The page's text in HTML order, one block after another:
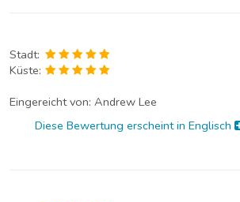
Stadt:
Küste:
Eingereicht von: Andrew Lee
Diese Bewertung erscheint in Englisch